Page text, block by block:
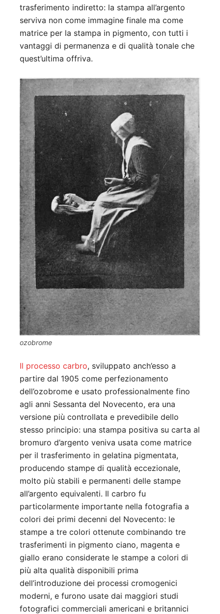
trasferimento indiretto: la stampa all’argento
serviva non come immagine finale ma come
matrice per la stampa in pigmento, con tutti i
vantaggi di permanenza e di qualità tonale che
quest’ultima offriva.
ozobrome
Il processo carbro, sviluppato anch’esso a
partire dal 1905 come perfezionamento
dell’ozobrome e usato professionalmente fino
agli anni Sessanta del Novecento, era una
versione più controllata e prevedibile dello
stesso principio: una stampa positiva su carta al
bromuro d’argento veniva usata come matrice
per il trasferimento in gelatina pigmentata,
producendo stampe di qualità eccezionale,
molto più stabili e permanenti delle stampe
all’argento equivalenti. Il carbro fu
particolarmente importante nella fotografia a
colori dei primi decenni del Novecento: le
stampe a tre colori ottenute combinando tre
trasferimenti in pigmento ciano, magenta e
giallo erano considerate le stampe a colori di
più alta qualità disponibili prima
dell’introduzione dei processi cromogenici
moderni, e furono usate dai maggiori studi
fotografici commerciali americani e britannici